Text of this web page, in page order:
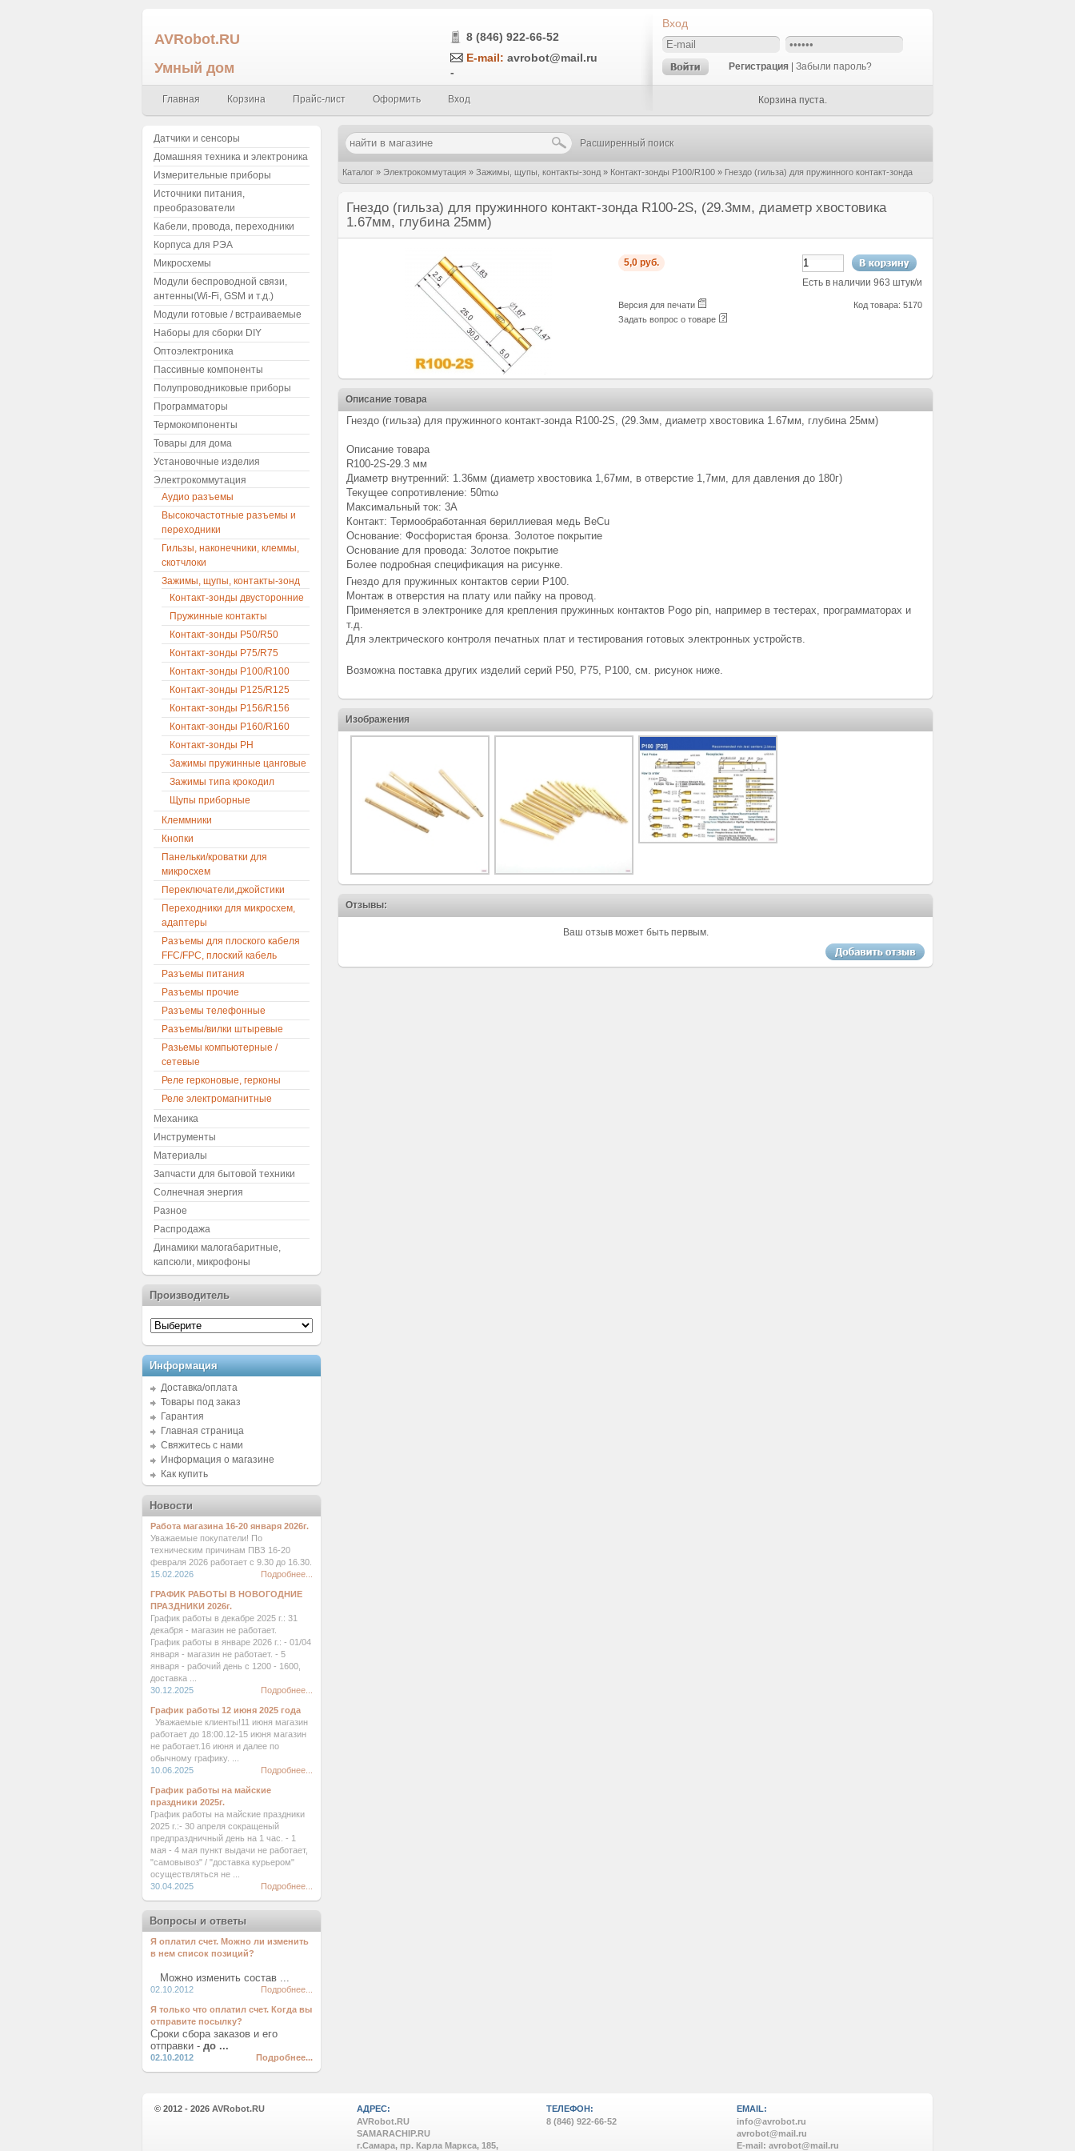
AVRobot.RU
Умный дом
8 (846) 922-66-52
E-mail: avrobot@mail.ru
-
Главная Корзина Прайс-лист Оформить Вход
Вход
Регистрация Забыли пароль?
Корзина пуста.
Расширенный поиск
Каталог » Электрокоммутация » Зажимы, щупы, контакты-зонд » Контакт-зонды P100/R100 » Гнездо (гильза) для пружинного контакт-зонда
Гнездо (гильза) для пружинного контакт-зонда R100-2S, (29.3мм, диаметр хвостовика
1.67мм, глубина 25мм)
5,0 руб.
Есть в наличии 963 штук/и
Версия для печати
Задать вопрос о товаре
Код товара: 5170
Описание товара
Гнездо (гильза) для пружинного контакт-зонда R100-2S, (29.3мм, диаметр хвостовика 1.67мм, глубина 25мм)
Описание товара
R100-2S-29.3 мм
Диаметр внутренний: 1.36мм (диаметр хвостовика 1,67мм, в отверстие 1,7мм, для давления до 180г)
Текущее сопротивление: 50mω
Максимальный ток: 3А
Контакт: Термообработанная бериллиевая медь BeCu
Основание: Фосфористая бронза. Золотое покрытие
Основание для провода: Золотое покрытие
Более подробная спецификация на рисунке.
Гнездо для пружинных контактов серии P100.
Монтаж в отверстия на плату или пайку на провод.
Применяется в электронике для крепления пружинных контактов Pogo pin, например в тестерах, программаторах и
т.д.
Для электрического контроля печатных плат и тестирования готовых электронных устройств.
Возможна поставка других изделий серий P50, P75, P100, см. рисунок ниже.
Изображения
Отзывы:
Ваш отзыв может быть первым.
Датчики и сенсоры
Домашняя техника и электроника
Измерительные приборы
Источники питания,
преобразователи
Кабели, провода, переходники
Корпуса для РЭА
Микросхемы
Модули беспроводной связи,
антенны(Wi-Fi, GSM и т.д.)
Модули готовые / встраиваемые
Наборы для сборки DIY
Оптоэлектроника
Пассивные компоненты
Полупроводниковые приборы
Программаторы
Термокомпоненты
Товары для дома
Установочные изделия
Электрокоммутация
Аудио разъемы
Высокочастотные разъемы и
переходники
Гильзы, наконечники, клеммы,
скотчлоки
Зажимы, щупы, контакты-зонд
Контакт-зонды двусторонние
Пружинные контакты
Контакт-зонды P50/R50
Контакт-зонды P75/R75
Контакт-зонды P100/R100
Контакт-зонды P125/R125
Контакт-зонды P156/R156
Контакт-зонды P160/R160
Контакт-зонды PH
Зажимы пружинные цанговые
Зажимы типа крокодил
Щупы приборные
Клеммники
Кнопки
Панельки/кроватки для
микросхем
Переключатели,джойстики
Переходники для микросхем,
адаптеры
Разъемы для плоского кабеля
FFC/FPC, плоский кабель
Разъемы питания
Разъемы прочие
Разъемы телефонные
Разъемы/вилки штыревые
Разьемы компьютерные /
сетевые
Реле герконовые, герконы
Реле электромагнитные
Механика
Инструменты
Материалы
Запчасти для бытовой техники
Солнечная энергия
Разное
Распродажа
Динамики малогабаритные,
капсюли, микрофоны
Производитель
Информация
Доставка/оплата
Товары под заказ
Гарантия
Главная страница
Свяжитесь с нами
Информация о магазине
Как купить
Новости
Работа магазина 16-20 января 2026г.
Уважаемые покупатели! По
техническим причинам ПВЗ 16-20
февраля 2026 работает с 9.30 до 16.30.
15.02.2026
Подробнее...
ГРАФИК РАБОТЫ В НОВОГОДНИЕ
ПРАЗДНИКИ 2026г.
График работы в декабре 2025 г.: 31
декабря - магазин не работает.
График работы в январе 2026 г.: - 01/04
января - магазин не работает. - 5
января - рабочий день с 1200 - 1600,
доставка ...
30.12.2025
Подробнее...
График работы 12 июня 2025 года
Уважаемые клиенты!11 июня магазин
работает до 18:00.12-15 июня магазин
не работает.16 июня и далее по
обычному графику. ...
10.06.2025
Подробнее...
График работы на майские
праздники 2025г.
График работы на майские праздники
2025 г.:- 30 апреля сокращеный
предпраздничный день на 1 час. - 1
мая - 4 мая пункт выдачи не работает,
"самовывоз" / "доставка курьером"
осуществляться не ...
30.04.2025
Подробнее...
Вопросы и ответы
Я оплатил счет. Можно ли изменить
в нем список позиций?
Можно изменить состав ...
02.10.2012 Подробнее...
Я только что оплатил счет. Когда вы
отправите посылку?
Сроки сбора заказов и его
отправки - до ...
02.10.2012 Подробнее...
© 2012 - 2026 AVRobot.RU
АДРЕС:
AVRobot.RU
SAMARACHIP.RU
г.Самара, пр. Карла Маркса, 185,
ТЕЛЕФОН:
8 (846) 922-66-52
EMAIL:
info@avrobot.ru
avrobot@mail.ru
E-mail: avrobot@mail.ru